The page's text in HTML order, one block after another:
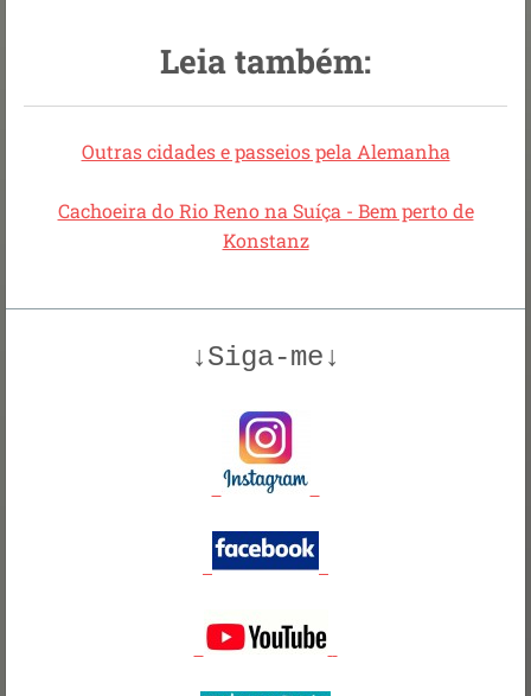
Leia também:
Outras cidades e passeios pela Alemanha
Cachoeira do Rio Reno na Suíça - Bem perto de
Konstanz
↓Siga-me↓